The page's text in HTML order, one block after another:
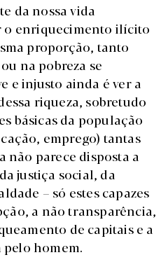
da nossa vida
o enriquecimento ilícito
proporção, tanto
na pobreza se
e injusto ainda é ver a
riqueza, sobretudo
básicas da população
emprego) tantas
não parece disposta a
justiça social, da
– só estes capazes
a não transparência,
de capitais e a
homem.